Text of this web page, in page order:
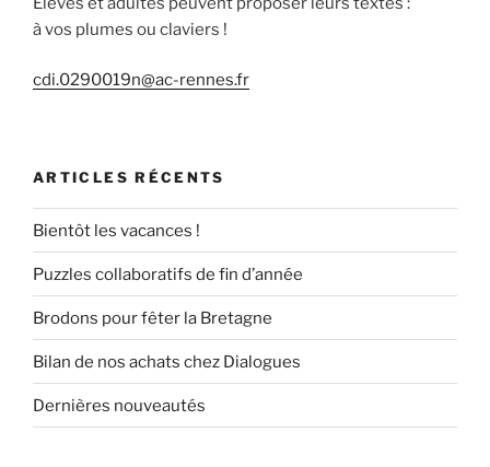
à vos plumes ou claviers !
cdi.0290019n@ac-rennes.fr
ARTICLES RÉCENTS
Bientôt les vacances !
Puzzles collaboratifs de fin d’année
Brodons pour fêter la Bretagne
Bilan de nos achats chez Dialogues
Dernières nouveautés